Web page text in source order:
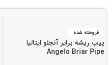
فروخته شده
پیپ ریشه برایر آنجلو ایتالیا
Angelo Briar Pipe